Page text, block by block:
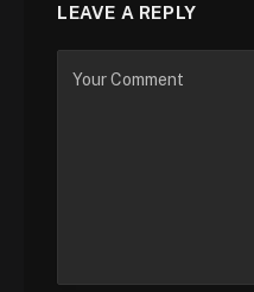
LEAVE A REPLY